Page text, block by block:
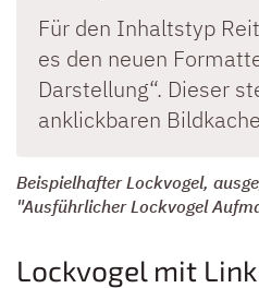
Für den Inhaltstyp
es den neuen
Darstellung“. Dieser
anklickbaren
Beispielhafter Lockvogel,
"Ausführlicher Lockvogel
Lockvogel mit